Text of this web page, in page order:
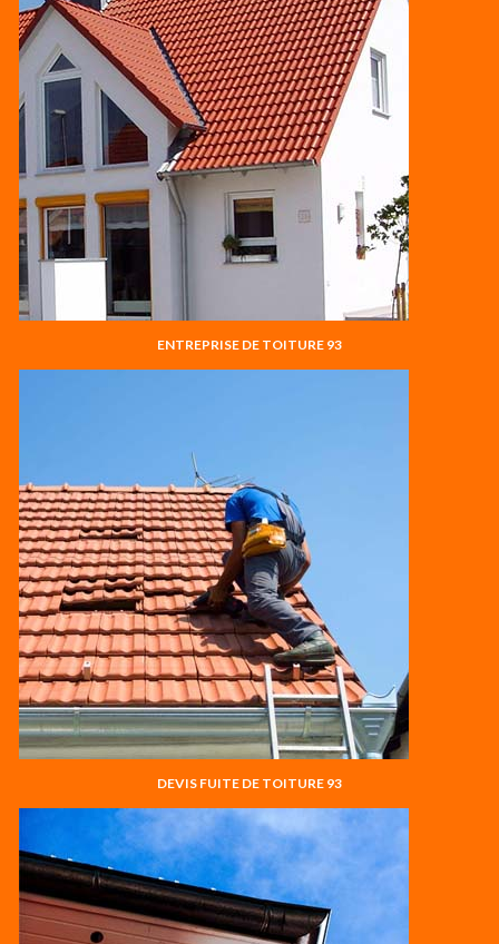
ENTREPRISE DE TOITURE 93
DEVIS FUITE DE TOITURE 93